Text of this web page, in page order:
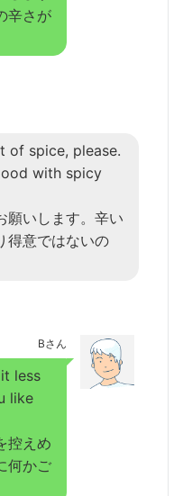
辛さが
of spice, please.
with spicy
願いします。辛い
得意ではないの
Bさん
less
like
控えめ
何かご